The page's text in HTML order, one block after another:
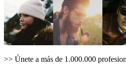
>> Únete a más de 1.000.000